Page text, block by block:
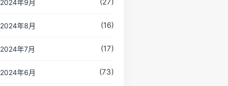
2024年9月 (27)
2024年8月 (16)
2024年7月 (17)
2024年6月 (73)